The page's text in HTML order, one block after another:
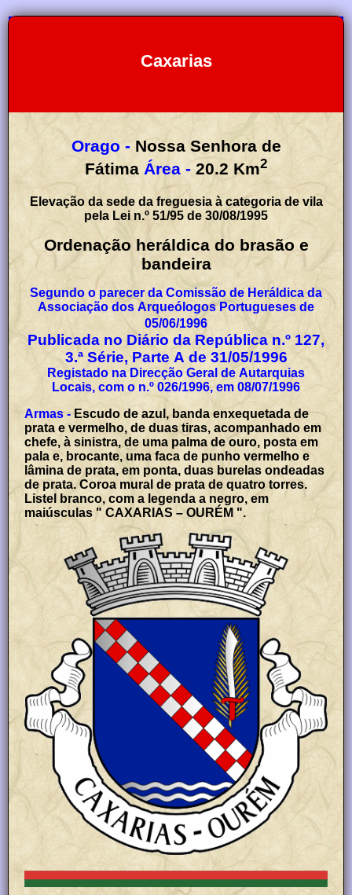
Caxarias
Orago - Nossa Senhora de
Fátima
Área - 20.2 Km2
Elevação da sede da freguesia à categoria de vila
pela Lei n.º 51/95 de 30/08/1995
Ordenação heráldica do brasão e
bandeira
Segundo o parecer da Comissão de Heráldica da
Associação dos Arqueólogos Portugueses de
05/06/1996
Publicada no Diário da República n.º 127,
3.ª Série, Parte A de 31/05/1996
Registado na Direcção Geral de Autarquias
Locais, com o n.º 026/1996, em 08/07/1996
Armas - Escudo de azul, banda enxequetada de
prata e vermelho, de duas tiras, acompanhado em
chefe, à sinistra, de uma palma de ouro, posta em
pala e, brocante, uma faca de punho vermelho e
lâmina de prata, em ponta, duas burelas ondeadas
de prata. Coroa mural de prata de quatro torres.
Listel branco, com a legenda a negro, em
maiúsculas " CAXARIAS – OURÉM ".